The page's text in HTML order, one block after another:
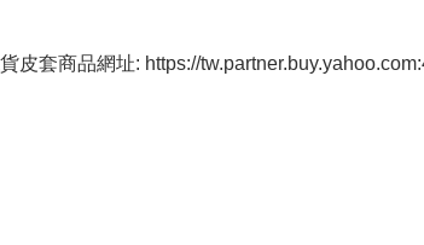
套商品網址: https://